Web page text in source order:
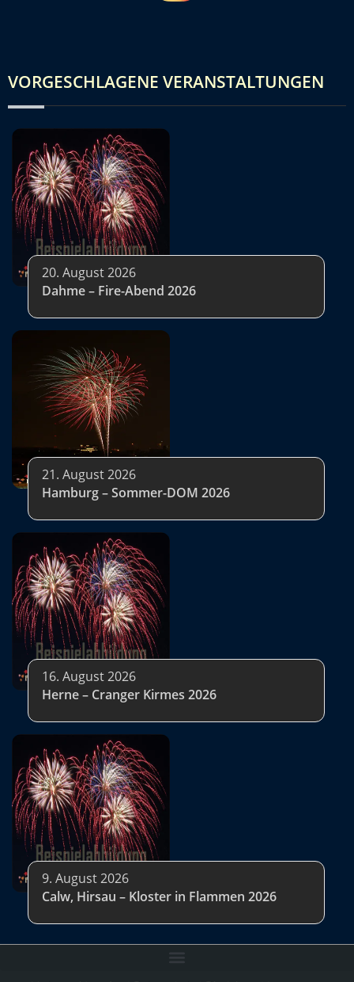
VORGESCHLAGENE VERANSTALTUNGEN
20. August 2026
Dahme – Fire-Abend 2026
21. August 2026
Hamburg – Sommer-DOM 2026
16. August 2026
Herne – Cranger Kirmes 2026
9. August 2026
Calw, Hirsau – Kloster in Flammen 2026